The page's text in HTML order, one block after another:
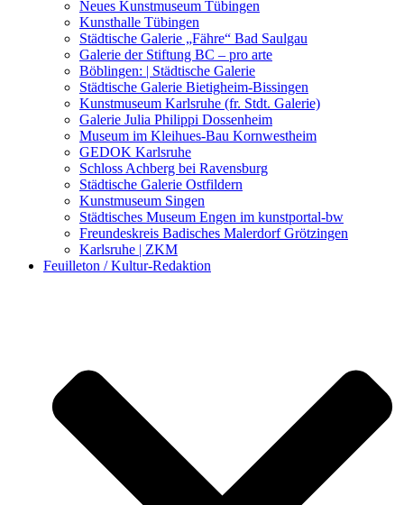
Kunstwettbewerbe, Ausschreibungen für Künstler
Neues Kunstmuseum Tübingen
Kunsthalle Tübingen
Städtische Galerie „Fähre“ Bad Saulgau
Galerie der Stiftung BC – pro arte
Böblingen: | Städtische Galerie
Städtische Galerie Bietigheim-Bissingen
Kunstmuseum Karlsruhe (fr. Stdt. Galerie)
Galerie Julia Philippi Dossenheim
Museum im Kleihues-Bau Kornwestheim
GEDOK Karlsruhe
Schloss Achberg bei Ravensburg
Städtische Galerie Ostfildern
Kunstmuseum Singen
Städtisches Museum Engen im kunstportal-bw
Freundeskreis Badisches Malerdorf Grötzingen
Karlsruhe | ZKM
Feuilleton / Kultur-Redaktion